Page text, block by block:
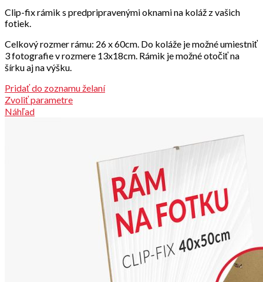
Clip-fix rámik s predpripravenými oknami na koláž z vašich
fotiek.
Celkový rozmer rámu: 26 x 60cm. Do koláže je možné umiestniť
3 fotografie v rozmere 13x18cm. Rámik je možné otočiť na
šírku aj na výšku.
Pridať do zoznamu želaní
Zvoliť parametre
Náhľad